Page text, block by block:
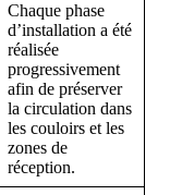
Chaque phase
d’installation a été
réalisée
progressivement
afin de préserver
la circulation dans
les couloirs et les
zones de
réception.